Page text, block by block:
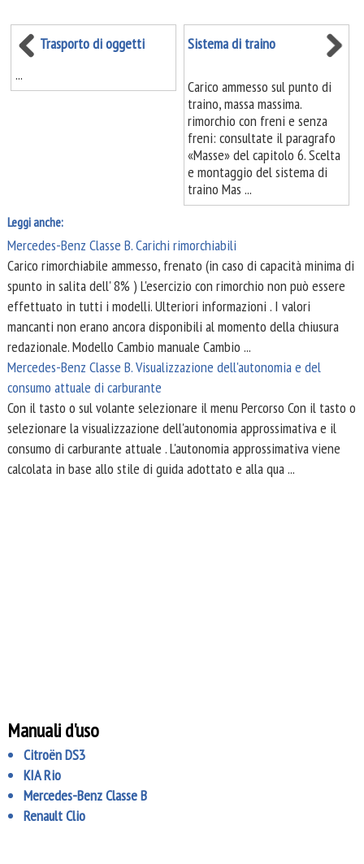
Trasporto di oggetti
...
Sistema di traino
Carico ammesso sul punto di
traino, massa massima.
rimorchio con freni e senza
freni: consultate il paragrafo
«Masse» del capitolo 6. Scelta
e montaggio del sistema di
traino Mas ...
Leggi anche:
Mercedes-Benz Classe B. Carichi rimorchiabili
Carico rimorchiabile ammesso, frenato (in caso di capacità minima di
spunto in salita dell' 8% ) L'esercizio con rimorchio non può essere
effettuato in tutti i modelli. Ulteriori informazioni . I valori
mancanti non erano ancora disponibili al momento della chiusura
redazionale. Modello Cambio manuale Cambio ...
Mercedes-Benz Classe B. Visualizzazione dell'autonomia e del
consumo attuale di carburante
Con il tasto o sul volante selezionare il menu Percorso Con il tasto o
selezionare la visualizzazione dell'autonomia approssimativa e il
consumo di carburante attuale . L'autonomia approssimativa viene
calcolata in base allo stile di guida adottato e alla qua ...
Manuali d'uso
Citroën DS3
KIA Rio
Mercedes-Benz Classe B
Renault Clio